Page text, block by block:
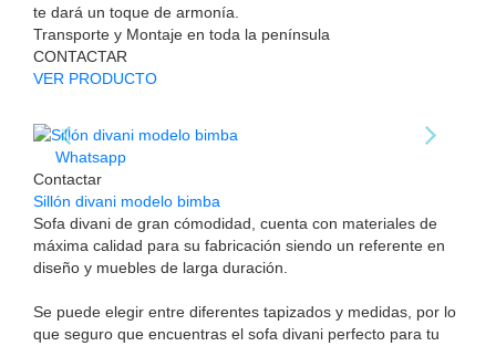
te dará un toque de armonía.
Transporte y Montaje en toda la península
CONTACTAR
VER PRODUCTO
Whatsapp
Contactar
Sillón divani modelo bimba
Sofa divani de gran cómodidad, cuenta con materiales de
máxima calidad para su fabricación siendo un referente en
diseño y muebles de larga duración.
Se puede elegir entre diferentes tapizados y medidas, por lo
que seguro que encuentras el sofa divani perfecto para tu